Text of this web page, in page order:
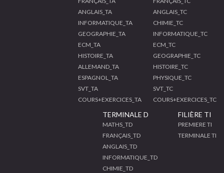
ANGLAIS_TA
INFORMATIQUE_TA
GEOGRAPHIE_TA
ECM_TA
HISTOIRE_TA
ALLEMAND_TA
ESPAGNOL_TA
SVT_TA
COURS+EXERCICES_TA
ANGLAIS_TC
CHIMIE_TC
INFORMATIQUE_TC
ECM_TC
GEOGRAPHIE_TC
HISTOIRE_TC
PHYSIQUE_TC
SVT_TC
COURS+EXERCICES_TC
TERMINALE D
MATHS_TD
FRANÇAIS_TD
ANGLAIS_TD
INFORMATIQUE_TD
CHIMIE_TD
FILIÈRE TI
PREMIERE TI
TERMINALE TI